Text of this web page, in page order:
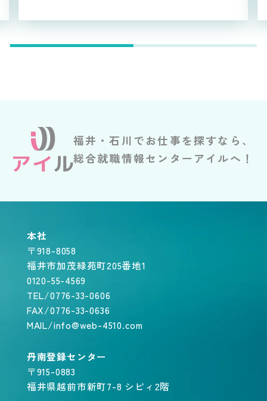
福井・石川でお仕事を探すなら、
総合就職情報センターアイルへ！
本社
〒918-8058
福井市加茂緑苑町205番地1
0120-55-4569
TEL/0776-33-0606
FAX/0776-33-0636
MAIL/info@web-4510.com
丹南登録センター
〒915-0883
福井県越前市新町7-8 シピィ2階